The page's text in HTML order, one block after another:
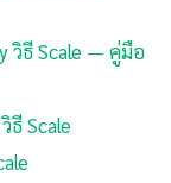
วิธี Scale — คู่มือ
ธี Scale